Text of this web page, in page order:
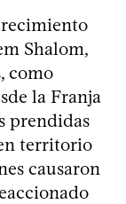
Shalom,
como
la Franja
prendidas
territorio
causaron